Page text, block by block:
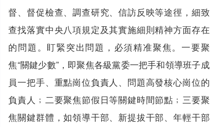
督、督促檢查、調查研究、信訪反映等途徑，細致
查找落實中央八項規定及其實施細則精神方面存在
的問題。盯緊突出問題，必須精准聚焦。一要聚
焦“關鍵少數”，即聚焦各級黨委一把手和領導班子成
員一把手、重點崗位負責人、問題高發核心崗位的
負責人﹔二要聚焦節假日等關鍵時間節點﹔三要聚
焦關鍵群體，如領導干部、新提拔干部、年輕干部